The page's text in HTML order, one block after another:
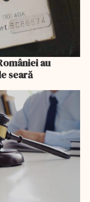
au
seară